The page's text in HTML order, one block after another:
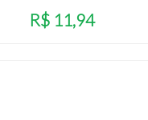
R$ 11,94